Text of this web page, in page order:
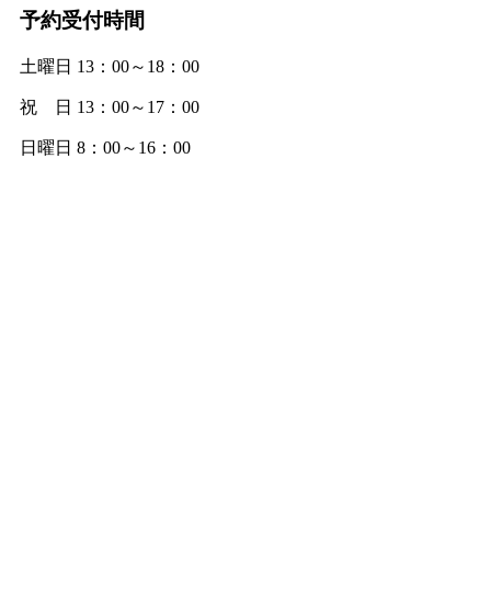
予約受付時間
土曜日 13：00～18：00
祝 日 13：00～17：00
日曜日 8：00～16：00